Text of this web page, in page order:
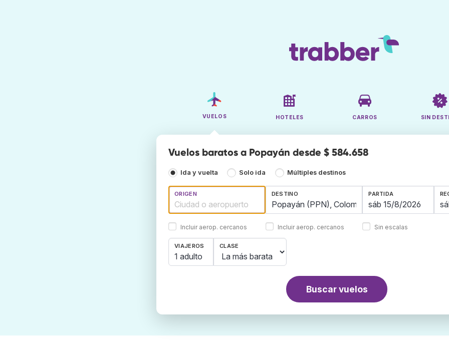
VUELOS HOTELES CARROS SIN
Vuelos baratos a Popayán desde $ 584.658
Ida y vuelta Solo ida Múltiples destinos
ORIGEN
Incluir aerop. cercanos
DESTINO
Incluir aerop. cercanos
PARTIDA
Sin escalas
VIAJEROS
1 adulto
CLASE
Buscar vuelos